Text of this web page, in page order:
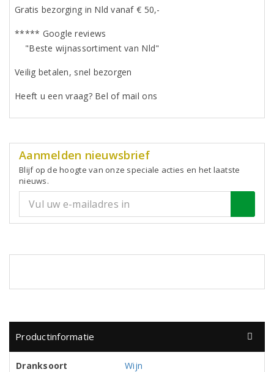
Gratis bezorging in Nld vanaf € 50,-
***** Google reviews
"Beste wijnassortiment van Nld"
Veilig betalen, snel bezorgen
Heeft u een vraag? Bel of mail ons
Aanmelden nieuwsbrief
Blijf op de hoogte van onze speciale acties en het laatste
nieuws.
Productinformatie
Dranksoort
Wijn